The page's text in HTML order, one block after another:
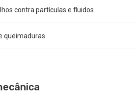
contra partículas e fluidos
queimaduras